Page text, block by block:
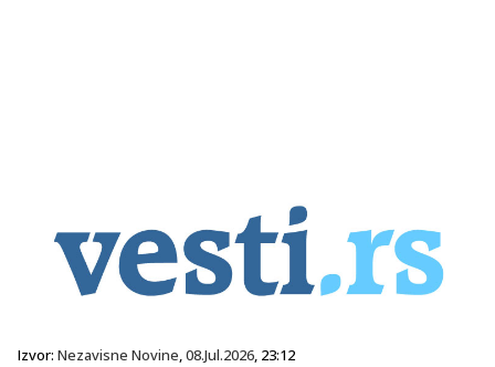
Izvor: Nezavisne Novine,08.Jul.2026, 23:12